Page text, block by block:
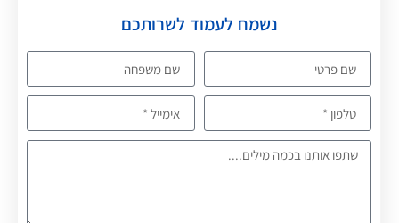
נשמח לעמוד לשרותכם